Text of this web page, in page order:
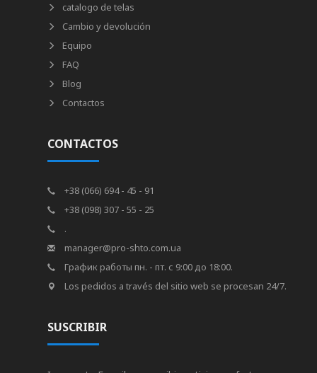
catalogo de telas
Cambio y devolución
Equipo
FAQ
Blog
Contactos
CONTACTOS
+38 (066) 694 - 45 - 91
+38 (098) 307 - 55 - 25
.
manager@pro-shto.com.ua
График работы пн. - пт. с 9:00 до 18:00.
Los pedidos a través del sitio web se procesan 24/7.
SUSCRIBIR